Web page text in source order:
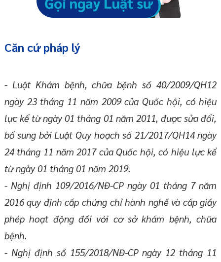
Căn cứ pháp lý
- Luật Khám bệnh, chữa bệnh số 40/2009/QH12
ngày 23 tháng 11 năm 2009 của Quốc hội, có hiệu
lực kể từ ngày 01 tháng 01 năm 2011, được sửa đổi,
bổ sung bởi Luật Quy hoạch số 21/2017/QH14 ngày
24 tháng 11 năm 2017 của Quốc hội, có hiệu lực kể
từ ngày 01 tháng 01 năm 2019.
- Nghị định 109/2016/NĐ-CP ngày 01 tháng 7 năm
2016 quy định cấp chứng chỉ hành nghề và cấp giấy
phép hoạt động đối với cơ sở khám bệnh, chữa
bệnh.
- Nghị định số 155/2018/NĐ-CP ngày 12 tháng 11